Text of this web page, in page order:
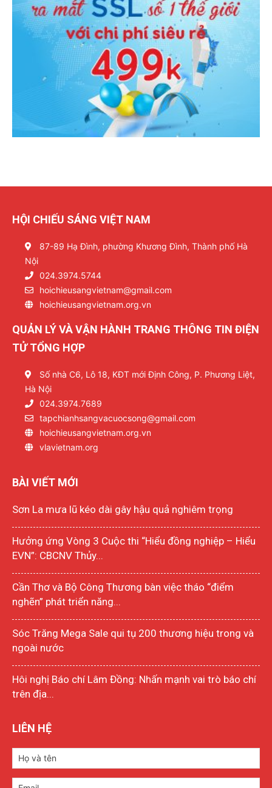
HỘI CHIẾU SÁNG VIỆT NAM
87-89 Hạ Đình, phường Khương Đình, Thành phố Hà
Nội
024.3974.5744
hoichieusangvietnam@gmail.com
hoichieusangvietnam.org.vn
QUẢN LÝ VÀ VẬN HÀNH TRANG THÔNG TIN ĐIỆN
TỬ TỔNG HỢP
Số nhà C6, Lô 18, KĐT mới Định Công, P. Phương Liệt,
Hà Nội
024.3974.7689
tapchianhsangvacuocsong@gmail.com
hoichieusangvietnam.org.vn
vlavietnam.org
BÀI VIẾT MỚI
Sơn La mưa lũ kéo dài gây hậu quả nghiêm trọng
Hưởng ứng Vòng 3 Cuộc thi “Hiểu đồng nghiệp – Hiểu
EVN”: CBCNV Thủy...
Cần Thơ và Bộ Công Thương bàn việc tháo “điểm
nghẽn” phát triển năng...
Sóc Trăng Mega Sale qui tụ 200 thương hiệu trong và
ngoài nước
Hôi nghị Báo chí Lâm Đồng: Nhấn mạnh vai trò báo chí
trên địa...
LIÊN HỆ